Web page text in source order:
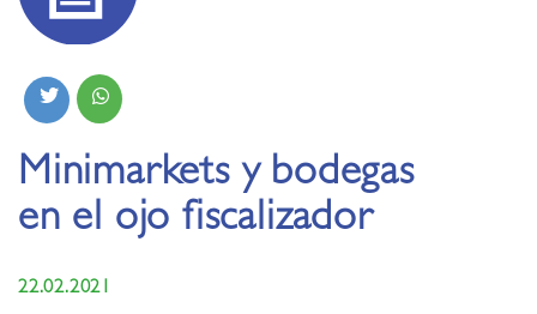
Minimarkets y bodegas
en el ojo fiscalizador
22.02.2021